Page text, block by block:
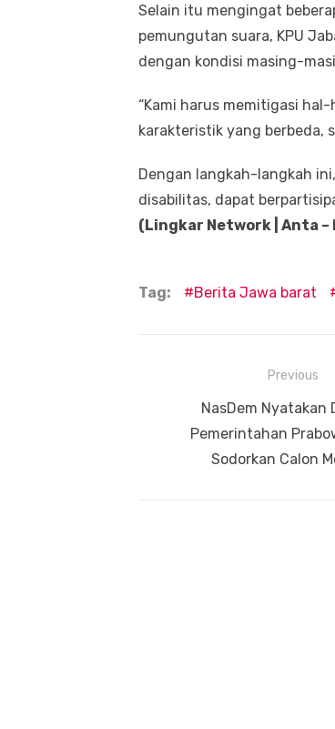
Selain itu mengingat
pemungutan suara, KPU
dengan kondisi masing-
“Kami harus memitigasi
karakteristik yang berbeda,
Dengan langkah-langkah
disabilitas, dapat
(Lingkar Network | Anta –
Tag: Berita Jawa barat
Previous
Previous
post:
NasDem Nyatakan
Pemerintahan
Sodorkan Calon